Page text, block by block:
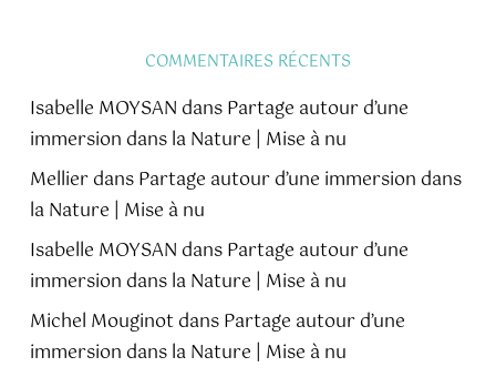
COMMENTAIRES RÉCENTS
Isabelle MOYSAN dansPartage autour d’une
immersion dans la Nature | Mise à nu
MellierdansPartage autour d’une immersion dans
la Nature | Mise à nu
Isabelle MOYSAN dansPartage autour d’une
immersion dans la Nature | Mise à nu
Michel MouginotdansPartage autour d’une
immersion dans la Nature | Mise à nu